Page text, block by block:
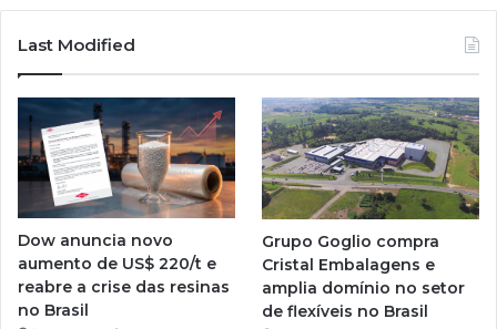
Last Modified
Dow anuncia novo
aumento de US$ 220/t e
reabre a crise das resinas
no Brasil
Grupo Goglio compra
Cristal Embalagens e
amplia domínio no setor
de flexíveis no Brasil